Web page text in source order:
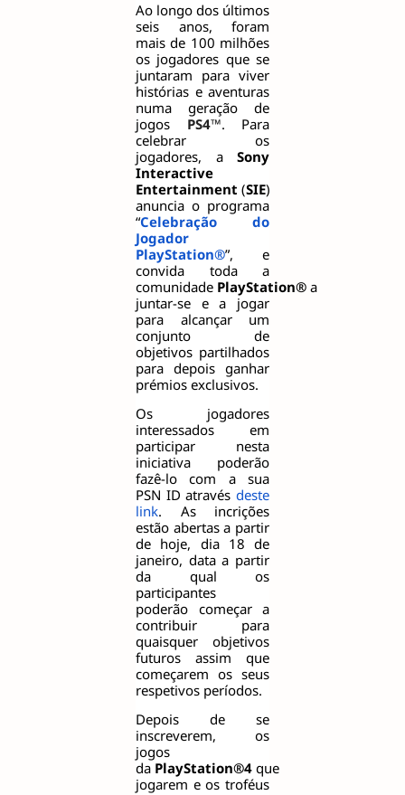
Ao longo dos últimos
seis anos, foram
mais de 100 milhões
os jogadores que se
juntaram para viver
histórias e aventuras
numa geração de
jogos PS4™. Para
celebrar os
jogadores, a Sony
Interactive
Entertainment (SIE)
anuncia o programa
“Celebração do
Jogador
PlayStation®”, e
convida toda a
comunidade PlayStation® a
juntar-se e a jogar
para alcançar um
conjunto de
objetivos partilhados
para depois ganhar
prémios exclusivos.
Os jogadores
interessados em
participar nesta
iniciativa poderão
fazê-lo com a sua
PSN ID através deste
link. As incrições
estão abertas a partir
de hoje, dia 18 de
janeiro, data a partir
da qual os
participantes
poderão começar a
contribuir para
quaisquer objetivos
futuros assim que
começarem os seus
respetivos períodos.
Depois de se
inscreverem, os
jogos
da PlayStation®4 que
jogarem e os troféus